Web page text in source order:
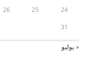
24
25
26
31
« يوليو